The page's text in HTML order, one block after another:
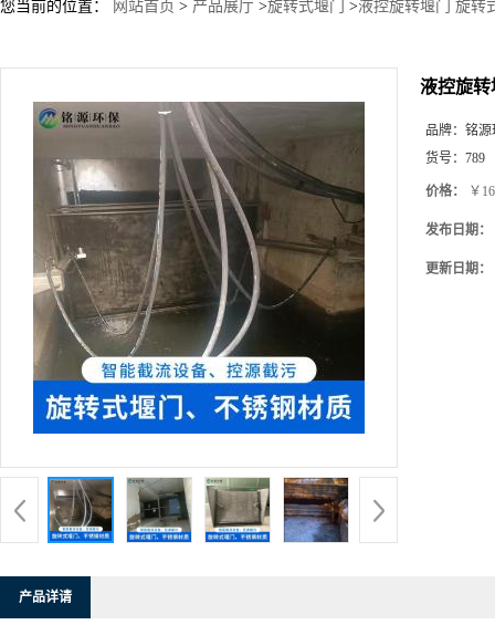
您当前的位置： 网站首页 > 产品展厅 >旋转式堰门 >液控旋转堰门 旋转
液控旋转
品牌： 铭源
货号： 789
价格： ￥
发布日期：
更新日期：
产品详请